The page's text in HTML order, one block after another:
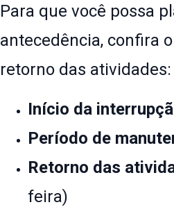
​Para que você possa
antecedência, confira
retorno das atividades:
Início da
Período de
Retorno das
feira)